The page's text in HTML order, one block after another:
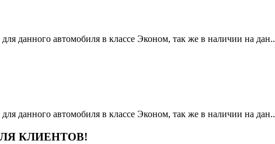
данного автомобиля в классе Эконом, так же в наличии на дан..
данного автомобиля в классе Эконом, так же в наличии на дан..
КЛИЕНТОВ!